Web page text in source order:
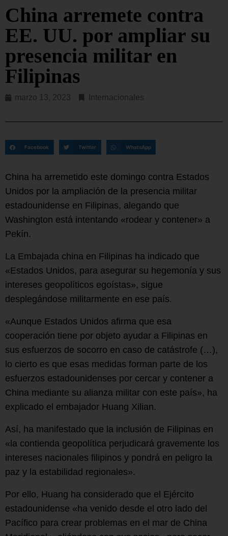
China arremete contra
EE. UU. por ampliar su
presencia militar en
Filipinas
marzo 13, 2023 Internacionales
Facebook Twitter WhatsApp
China ha arremetido este domingo contra Estados
Unidos por la ampliación de la presencia militar
estadounidense en Filipinas, alegando que
Washington está intentando «rodear y contener» a
Pekín.
La Embajada china en Filipinas ha indicado que
«Estados Unidos, para asegurar su hegemonía y sus
intereses geopolíticos egoístas», sigue
desplegándose militarmente en ese país.
«Aunque Estados Unidos afirma que esa
cooperación tiene por objeto ayudar a Filipinas en
sus esfuerzos de socorro en caso de catástrofe (…),
lo cierto es que esas medidas forman parte de los
esfuerzos estadounidenses por cercar y contener a
China mediante su alianza militar con este país», ha
explicado el embajador Huang Xilian.
Así, ha manifestado que la inclusión de Filipinas en
«la contienda geopolítica perjudicará gravemente los
intereses nacionales filipinos y pondrá en peligro la
paz y la estabilidad regionales».
Por ello, Huang ha considerado que el Ejército
estadounidense «ha venido desde el otro lado del
Pacífico para crear problemas en el mar de China